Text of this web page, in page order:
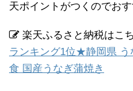
天ポイントがつくのでお
楽天ふるさと納税はこ
ランキング1位★静岡県 う
食 国産うなぎ蒲焼き